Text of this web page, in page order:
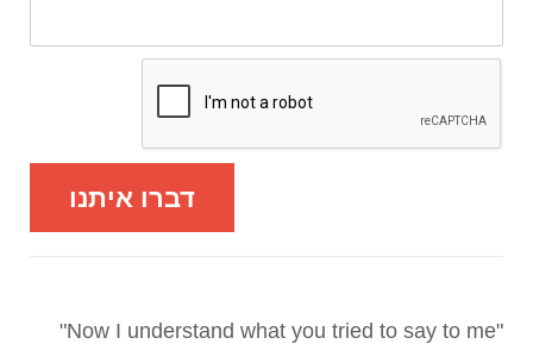
דברו איתנו
"Now I understand what you tried to say to me"